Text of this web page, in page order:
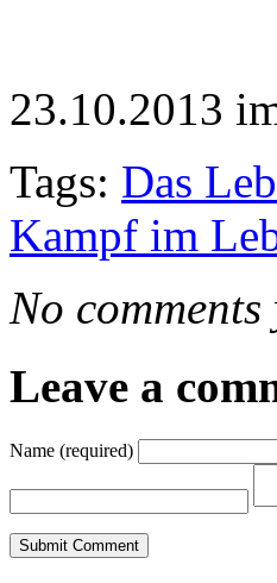
23.10.2013
Tags: Das
Kampf im
No comments
Leave a
Name (required)